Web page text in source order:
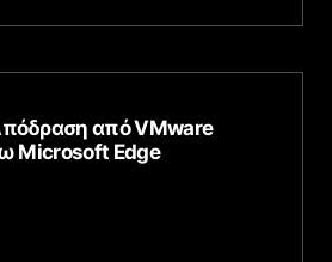
από VMware
Microsoft Edge